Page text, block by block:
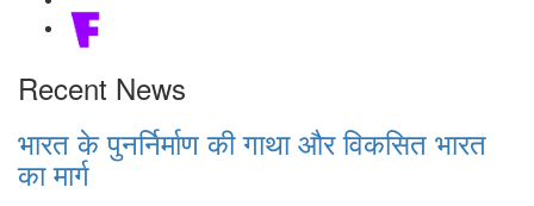
Recent News
भारत के पुनर्निर्माण की गाथा और विकसित भारत
का मार्ग